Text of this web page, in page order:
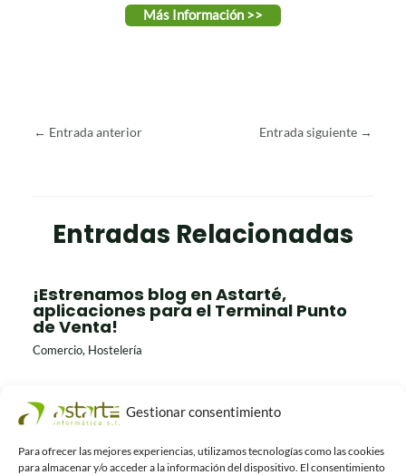
Gestionar consentimiento
Para ofrecer las mejores experiencias, utilizamos tecnologías como las cookies
para almacenar y/o acceder a la información del dispositivo. El consentimiento
Más Información >>
← Entrada anterior Entrada siguiente →
Entradas Relacionadas
¡Estrenamos blog en Astarté,
aplicaciones para el Terminal Punto
de Venta!
Comercio, Hostelería
5 ventajas de las comanderas
hostelería